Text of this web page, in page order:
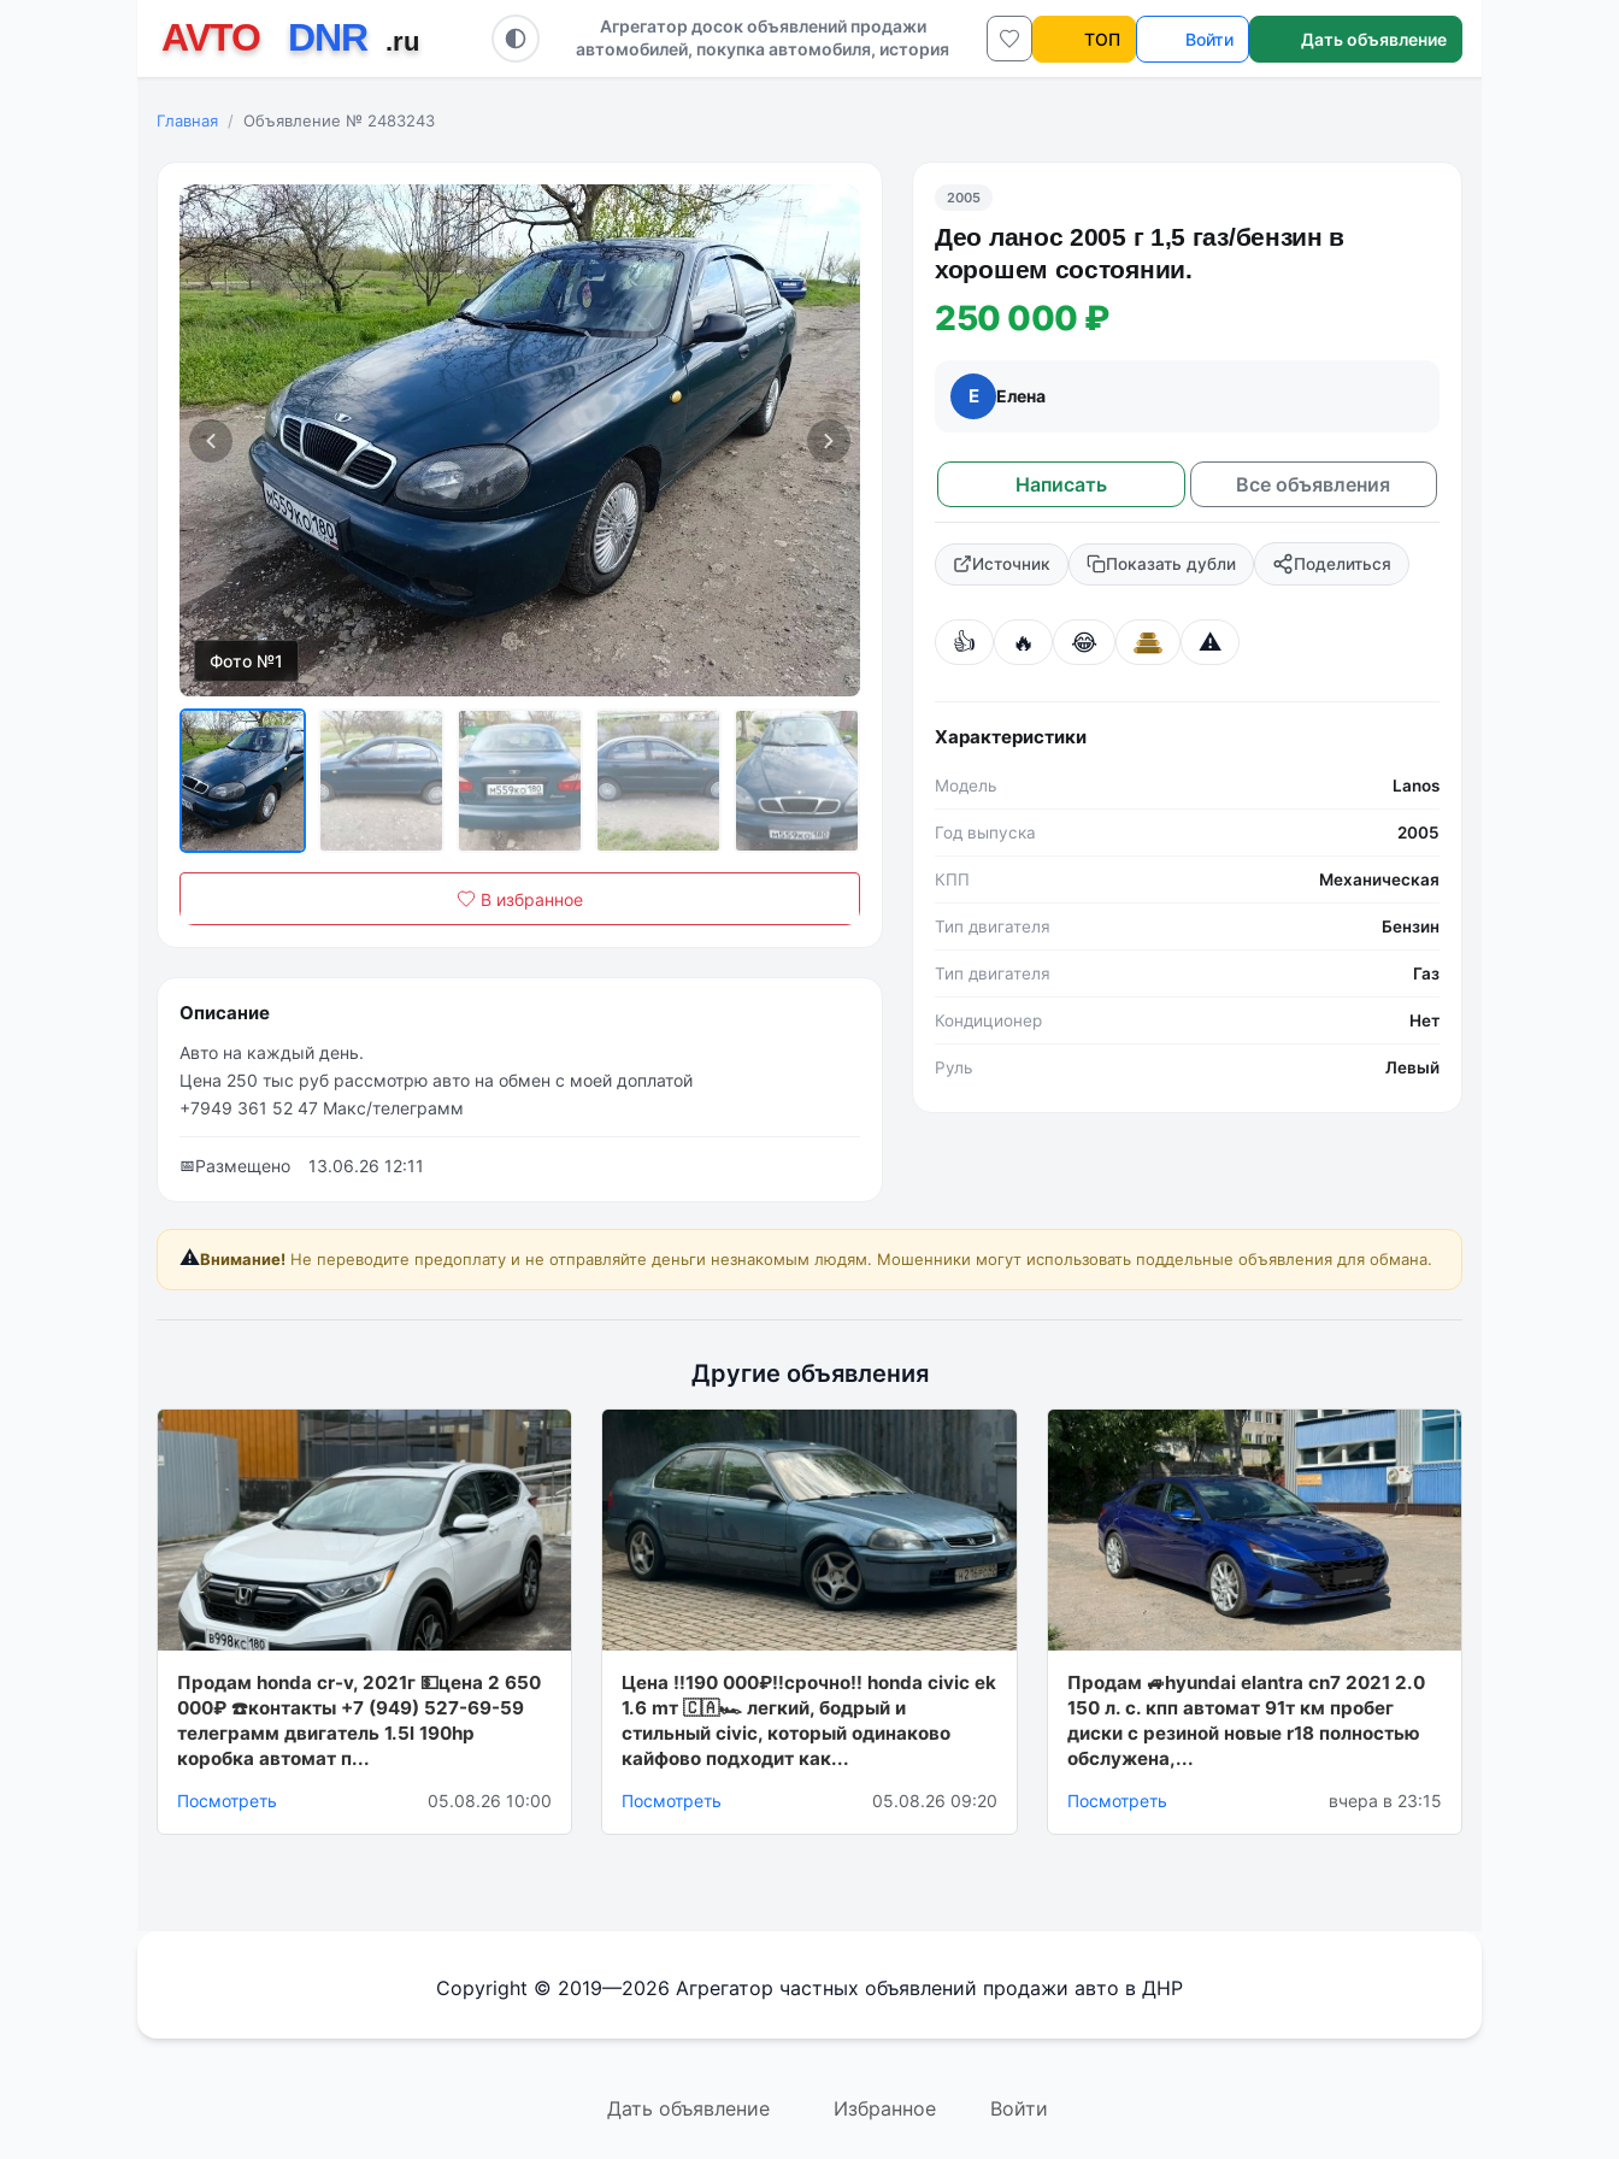
Агрегатор досок объявлений продажи
автомобилей, покупка автомобиля, история
авто в ДНР и ЛНР
ТОП Войти Дать объявление
Главная Объявление № 2483243
Фото №1 Фото №2
В избранное
2005
Део ланос 2005 г 1,5 газ/бензин в
хорошем состоянии.
250 000 ₽
Е Елена
Написать Все объявления
Источник Показать дубли Поделиться
👍 🔥 😂 ⚠️
Характеристики
Модель Lanos
Год выпуска 2005
КПП Механическая
Тип двигателя Бензин
Тип двигателя Газ
Кондиционер Нет
Руль Левый
Описание
Авто на каждый день.
Цена 250 тыс руб рассмотрю авто на обмен с моей доплатой
+7949 361 52 47 Макс/телеграмм
📅Размещено 13.06.26 12:11
⚠️Внимание! Не переводите предоплату и не отправляйте деньги незнакомым людям. Мошенники могут использовать поддельные объявления для обмана.
Другие объявления
Продам honda cr-v, 2021г 💵цена 2 650
000₽ ☎️контакты +7 (949) 527-69-59
телеграмм двигатель 1.5l 190hp
коробка автомат п...
Посмотреть 05.08.26 10:00
Цена ‼190 000₽‼срочно‼ hоndа civiс ek
1.6 mт 🇨🇦🏎 лeгкий, бoдpый и
cтильный civiс, кoтopый oдинaкoвo
кaйфoвo пoдхoдит кaк...
Посмотреть 05.08.26 09:20
Продам 🚙hyundai elantra cn7 2021 2.0
150 л. с. кпп автомат 91т км пробег
диски с резиной новые r18 полностью
обслужена,...
Посмотреть вчера в 23:15
Copyright © 2019—2026 Агрегатор частных объявлений продажи авто в ДНР
Дать объявление Избранное Войти